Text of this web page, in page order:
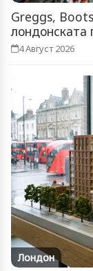
Greggs,
4 Август 2026
Лондон